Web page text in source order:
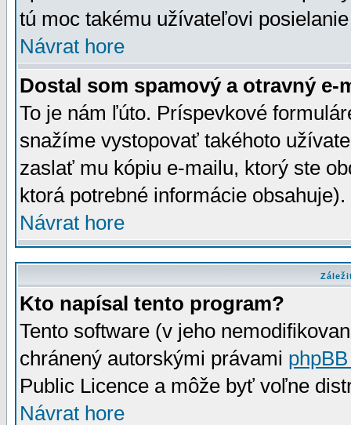
tú moc takému užívateľovi
Návrat hore
Dostal som spamový a otravný e-
To je nám ľúto. Príspevkové
snažíme vystopovať takéhoto
zaslať mu kópiu e-mailu, ktorý ste
ktorá potrebné informácie
Návrat hore
Kto napísal tento program?
Tento software (v jeho
chránený autorskými právami
Public Licence a môže byť voľne
Návrat hore